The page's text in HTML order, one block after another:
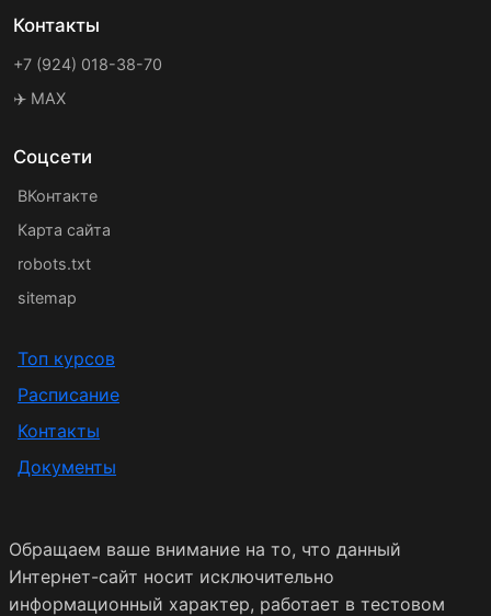
Контакты
+7 (924) 018-38-70
✈️ MAX
Соцсети
ВКонтакте
Карта сайта
robots.txt
sitemap
Топ курсов
Расписание
Контакты
Документы
Обращаем ваше внимание на то, что данный
Интернет-сайт носит исключительно
информационный характер, работает в тестовом